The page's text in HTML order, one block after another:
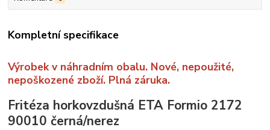
Kompletní specifikace
Výrobek v náhradním obalu. Nové, nepoužité,
nepoškozené zboží. Plná záruka.
Fritéza horkovzdušná ETA Formio 2172
90010 černá/nerez